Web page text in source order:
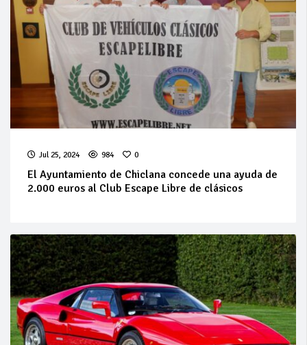
Jul 25, 2024 984 0
El Ayuntamiento de Chiclana concede una ayuda de
2.000 euros al Club Escape Libre de clásicos